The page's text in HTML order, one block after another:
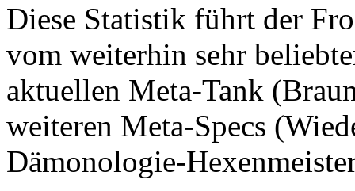
Diese Statistik führt der
vom weiterhin sehr
aktuellen Meta-Tank
weiteren Meta-Specs
Dämonologie-